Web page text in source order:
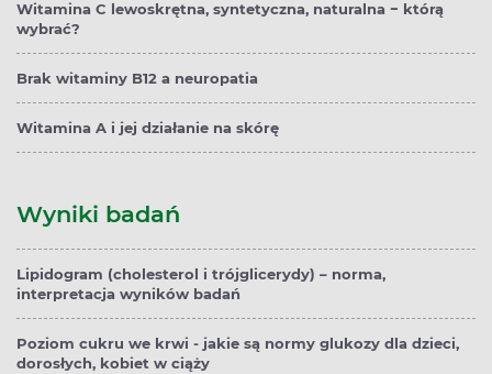
Witamina C lewoskrętna, syntetyczna, naturalna − którą
wybrać?
Brak witaminy B12 a neuropatia
Witamina A i jej działanie na skórę
Wyniki badań
Lipidogram (cholesterol i trójglicerydy) – norma,
interpretacja wyników badań
Poziom cukru we krwi - jakie są normy glukozy dla dzieci,
dorosłych, kobiet w ciąży